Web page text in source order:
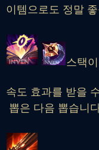
이템으로도 정말
스택
속도 효과를 받을
뽑은 다음 뽑습니